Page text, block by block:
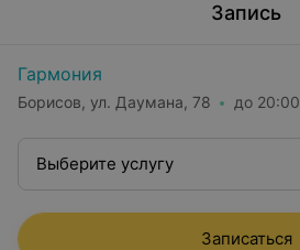
Запись
Гармония
Борисов, ул. Даумана, 78 до 20:00
Выберите услугу
Записаться